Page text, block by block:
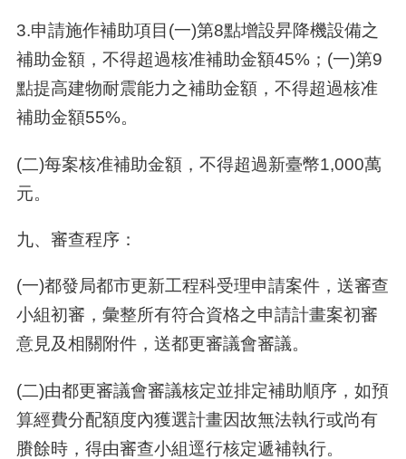
3.申請施作補助項目(一)第8點增設昇降機設備之
補助金額，不得超過核准補助金額45%；(一)第9
點提高建物耐震能力之補助金額，不得超過核准
補助金額55%。
(二)每案核准補助金額，不得超過新臺幣​1,000萬
元。
九、 審查程序：
(一)都發局都市更新工程科受理申請案件，送審查
小組初審，彙整所有符合資格之申請計畫案初審
意見及相關附件，送都更審議會審議。
(二)由都更審議會審議核定並排定補助順序，如預
算經費分配額度內獲選計畫因故無法執行或尚有
賸餘時，得由審查小組逕行核定遞補執行。